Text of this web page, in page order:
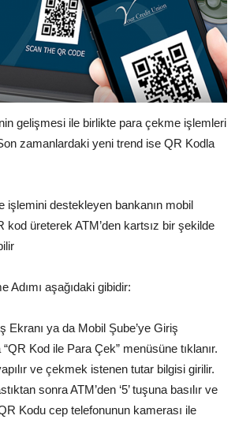
gelişmesi ile birlikte para çekme işlemleri
zamanlardaki yeni trend ise QR Kodla
işlemini destekleyen bankanın mobil
kod üreterek ATM’den kartsız bir şekilde
Adımı aşağıdaki gibidir:
Ekranı ya da Mobil Şube’ye Giriş
Kod ile Para Çek” menüsüne tıklanır.
ve çekmek istenen tutar bilgisi girilir.
sonra ATM’den ‘5’ tuşuna basılır ve
Kodu cep telefonunun kamerası ile